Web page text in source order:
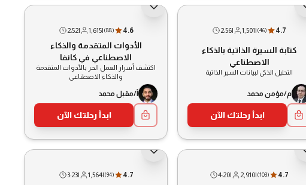
4.7
(46)
|
1,501
|
2:56
كتابة السيرة الذاتية بالذكاء
الاصطناعي
التحليل الذكي لبيانات السير الذاتية
م/مؤمن محمد
ابدأ رحلتك الآن
4.6
(88)
|
1,615
|
2:52
الأدوات المتقدمة والذكاء
الاصطناعي في كانفا
اكتشف أسرار العمل الحر بالأدوات المتقدمة
والذكاء الاصطناعي
أ/مقبل محمد
ابدأ رحلتك الآن
4.7
(103)
|
2,910
|
4:20
4.7
(94)
|
1,564
|
3:23